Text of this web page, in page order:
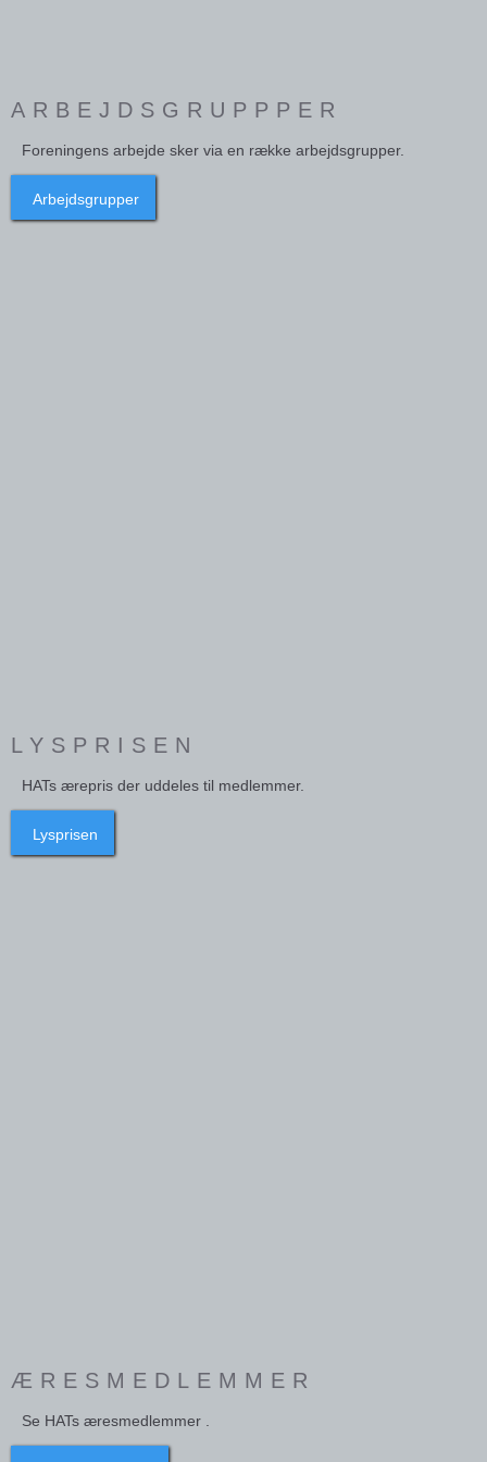
ARBEJDSGRUPPPER
Foreningens arbejde sker via en række arbejdsgrupper.
Arbejdsgrupper
LYSPRISEN
HATs ærepris der uddeles til medlemmer.
Lysprisen
ÆRESMEDLEMMER
Se HATs æresmedlemmer .